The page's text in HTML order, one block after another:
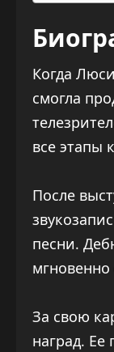
Когда
смогла
все этапы
После
песни.
За свою
наград. Ее